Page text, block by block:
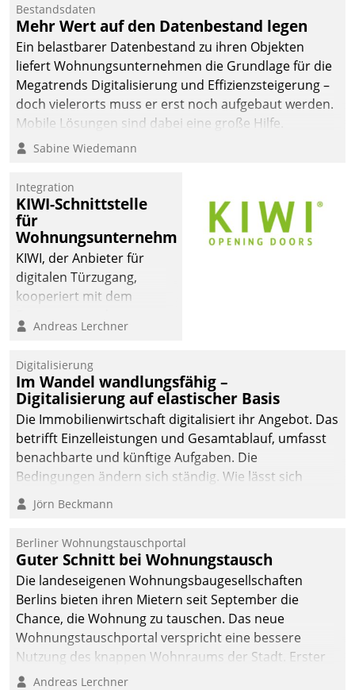
Datatrain. Die meravis
Wohnungsbau- und
Immobilien GmbH hat
sich dabei für den Betrieb
der Lösung über die SAP
Cloud Platform
entschieden - als erstes
Unternehmen am
Bestandsdaten
Mehr Wert auf den Datenbestand legen
Ein belastbarer Datenbestand zu ihren Objekten
liefert Wohnungsunternehmen die Grundlage für die
Megatrends Digitalisierung und Effizienzsteigerung –
doch vielerorts muss er erst noch aufgebaut werden.
Mobile Lösungen sind dabei eine große Hilfe.
Sabine Wiedemann
Integration
KIWI-Schnittstelle
für
Wohnungsunternehmen
KIWI, der Anbieter für
digitalen Türzugang,
kooperiert mit dem
Softwareentwicklungshaus
Andreas Lerchner
Digitalisierung
Im Wandel wandlungsfähig –
Digitalisierung auf elastischer Basis
Die Immobilienwirtschaft digitalisiert ihr Angebot. Das
betrifft Einzelleistungen und Gesamtablauf, umfasst
benachbarte und künftige Aufgaben. Die
Bedingungen ändern sich ständig. Wie lässt sich
technisch die Kontrolle wahren und zugleich Freiraum
fürs Wachsen öffnen?
Jörn Beckmann
Berliner Wohnungstauschportal
Guter Schnitt bei Wohnungstausch
Die landeseigenen Wohnungsbaugesellschaften
Berlins bieten ihren Mietern seit September die
Chance, die Wohnung zu tauschen. Das neue
Wohnungstauschportal verspricht eine bessere
Nutzung des knappen Wohnraums der Stadt. Erster
Anwendungsfall für Datatrains Lösung API-Hub mit
Andreas Lerchner